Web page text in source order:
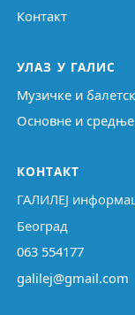
Контакт
УЛАЗ У ГАЛИС
Музичке и
Основне и
КОНТАКТ
ГАЛИЛЕЈ
Београд
063 554177
galilej@gmail.com